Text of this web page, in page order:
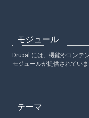
モジュール
Drupal には、機能やコンテ
モジュールが提供されていま
テーマ